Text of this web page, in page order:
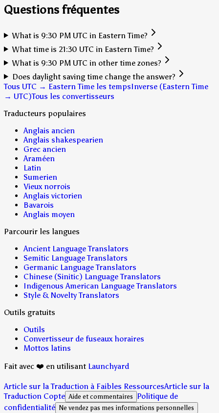
Questions fréquentes
What is 9:30 PM UTC in Eastern Time?
What time is 21:30 UTC in Eastern Time?
What is 9:30 PM UTC in other time zones?
Does daylight saving time change the answer?
Tous UTC → Eastern Time les tempsInverse (Eastern Time
→ UTC)Tous les convertisseurs
Traducteurs populaires
Anglais ancien
Anglais shakespearien
Grec ancien
Araméen
Latin
Sumerien
Vieux norrois
Anglais victorien
Bavarois
Anglais moyen
Parcourir les langues
Ancient Language Translators
Semitic Language Translators
Germanic Language Translators
Chinese (Sinitic) Language Translators
Indigenous American Language Translators
Style & Novelty Translators
Outils gratuits
Outils
Convertisseur de fuseaux horaires
Mottos latins
Fait avec ❤️ en utilisant Launchyard
Article sur la Traduction à Faibles RessourcesArticle sur la
Traduction Copte Aide et commentaires Politique de
confidentialité Ne vendez pas mes informations personnelles